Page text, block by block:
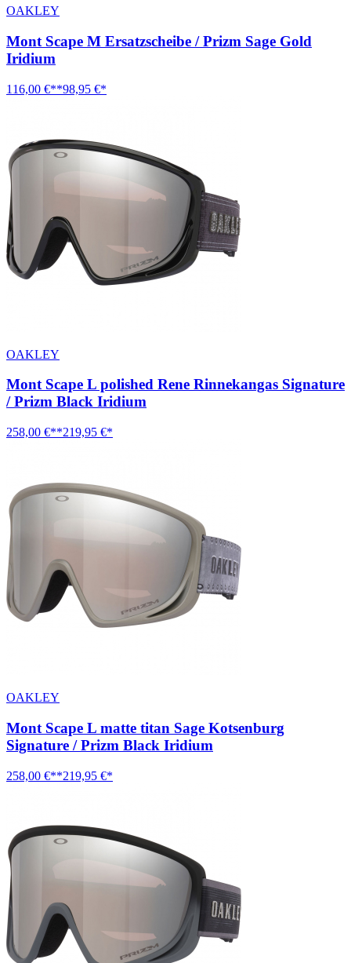
OAKLEY
Mont Scape M Ersatzscheibe / Prizm Sage Gold
Iridium
116,00 €**98,95 €*
OAKLEY
Mont Scape L polished Rene Rinnekangas Signature
/ Prizm Black Iridium
258,00 €**219,95 €*
OAKLEY
Mont Scape L matte titan Sage Kotsenburg
Signature / Prizm Black Iridium
258,00 €**219,95 €*